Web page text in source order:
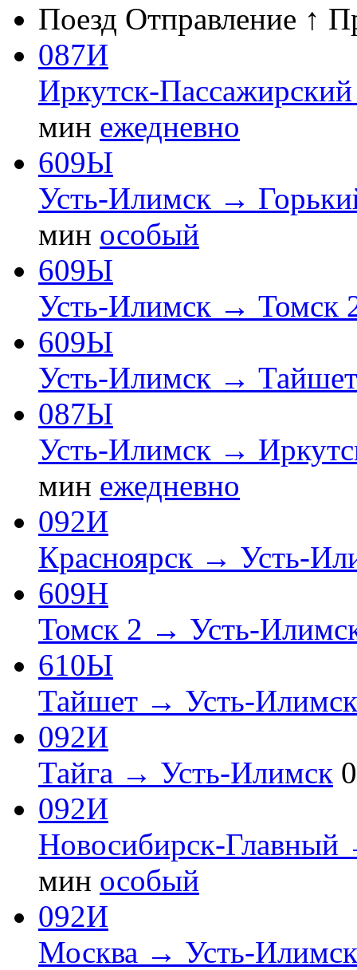
Поезд Отправление ↑
087И
Иркутск-
мин ежедневно
609Ы
Усть-Илимск →
мин особый
609Ы
Усть-Илимск → Томск
609Ы
Усть-Илимск → Тайшет
087Ы
Усть-Илимск →
мин ежедневно
092И
Красноярск → Усть-
609Н
Томск 2 → Усть-
610Ы
Тайшет → Усть-Илимск
092И
Тайга → Усть-Илимск
092И
Новосибирск-
мин особый
092И
Москва → Усть-Илимск